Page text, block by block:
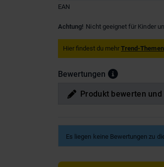
EAN
Achtung! Nicht geeignet für Kinder
Hier findest du mehr Trend-Themen
Bewertungen
Produkt bewerten
Es liegen keine Bewertungen zu